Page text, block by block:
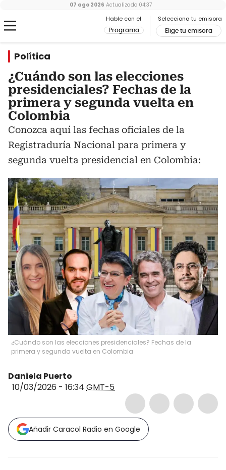
Hable con el
Programa
Selecciona tu emisora
Elige tu emisora
07 ago 2026 Actualizado 04:37
Política
¿Cuándo son las elecciones
presidenciales? Fechas de la
primera y segunda vuelta en
Colombia
Conozca aquí las fechas oficiales de la
Registraduría Nacional para primera y
segunda vuelta presidencial en Colombia:
¿Cuándo son las elecciones presidenciales? Fechas de la
primera y segunda vuelta en Colombia
Daniela Puerto
10/03/2026 - 16:34 GMT-5
Añadir Caracol Radio en Google